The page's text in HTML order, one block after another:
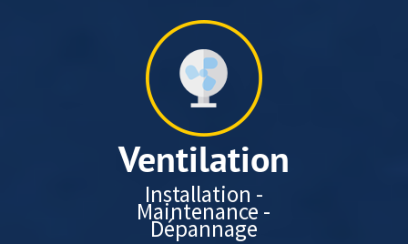
Ventilation
Installation -
Maintenance -
Dépannage